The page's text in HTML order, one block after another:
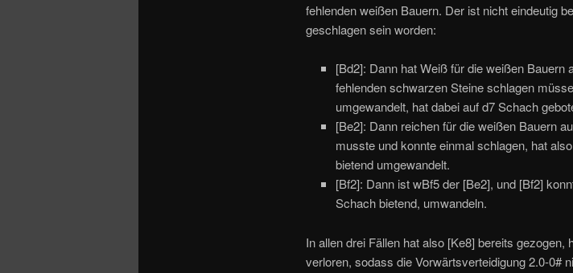
fehlenden weißen Bauern. Der ist nicht eindeutig
geschlagen sein worden:
[Bd2]: Dann hat Weiß für die weißen Bauern
fehlenden schwarzen Steine schlagen
umgewandelt, hat dabei auf d7 Schach
[Be2]: Dann reichen für die weißen Bauern
musste und konnte einmal schlagen, hat
bietend umgewandelt.
[Bf2]: Dann ist wBf5 der [Be2], und [Bf2]
Schach bietend, umwandeln.
In allen drei Fällen hat also [Ke8] bereits
verloren, sodass die Vorwärtsverteidigung 2.0-0#